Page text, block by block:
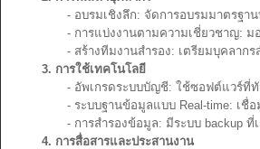
- อบรมเชิงลึก: จัดการอบรมมาตรฐานบั
- การแบ่งงานตามความเชี่ยวชาญ: มอบ
- สร้างทีมงานสำรอง: เตรียมบุคลากรสำ
3. การใช้เทคโนโลยี
- อัพเกรดระบบบัญชี: ใช้ซอฟต์แวร์ที่ทันส
- ระบบฐานข้อมูลแบบ Real-time: เชื่อม
- การสำรองข้อมูล: มีระบบ backup ที่เ
4. การสื่อสารและประสานงาน